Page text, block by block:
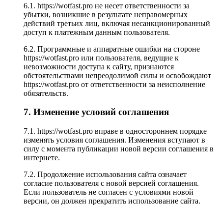
6.1. https://wotfast.pro не несет ответственности за
убытки, возникшие в результате неправомерных
действий третьих лиц, включая несанкционированный
доступ к платежным данным пользователя.
6.2. Программные и аппаратные ошибки на стороне
https://wotfast.pro или пользователя, ведущие к
невозможности доступа к сайту, признаются
обстоятельствами непреодолимой силы и освобождают
https://wotfast.pro от ответственности за неисполнение
обязательств.
7. Изменение условий соглашения
7.1. https://wotfast.pro вправе в одностороннем порядке
изменять условия соглашения. Изменения вступают в
силу с момента публикации новой версии соглашения в
интернете.
7.2. Продолжение использования сайта означает
согласие пользователя с новой версией соглашения.
Если пользователь не согласен с условиями новой
версии, он должен прекратить использование сайта.